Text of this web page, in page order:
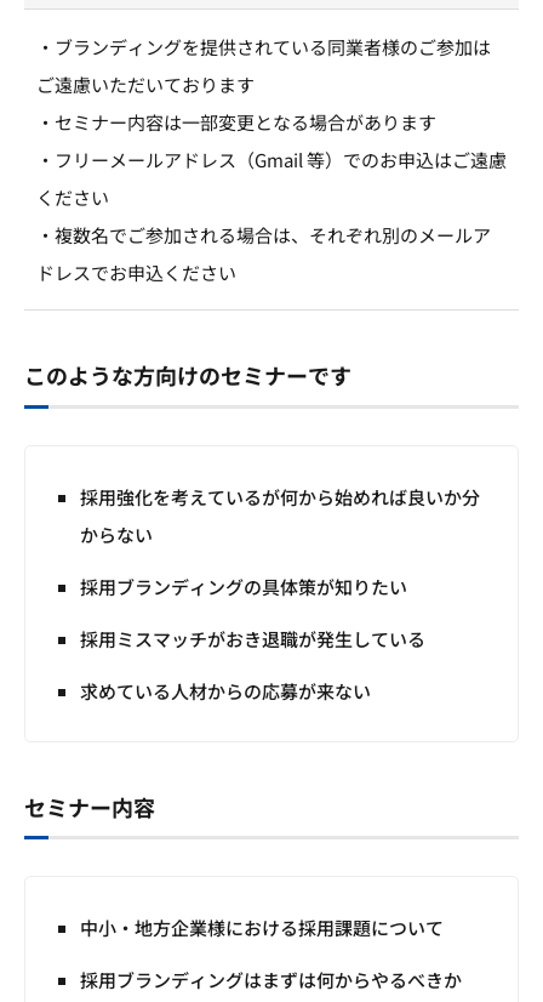
・ブランディングを提供されている同業者様のご参加は
ご遠慮いただいております
・セミナー内容は一部変更となる場合があります
・フリーメールアドレス（Gmail 等）でのお申込はご遠慮
ください
・複数名でご参加される場合は、それぞれ別のメールア
ドレスでお申込ください
このような方向けのセミナーです
採用強化を考えているが何から始めれば良いか分
からない
採用ブランディングの具体策が知りたい
採用ミスマッチがおき退職が発生している
求めている人材からの応募が来ない
セミナー内容
中小・地方企業様における採用課題について
採用ブランディングはまずは何からやるべきか